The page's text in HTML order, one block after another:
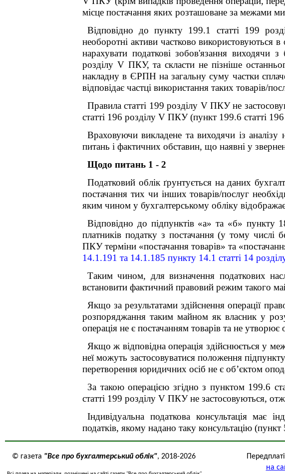
місце постачання яких розташоване за межами
Відповідно до пункту 199.1 статті 199
необоротні активи частково використовуються
нарахувати податкові зобов'язання виходячи
розділу V ПКУ, та скласти не пізніше
накладну в ЄРПН на загальну суму частки
відповідає частці використання таких товарів/
Правила статті 199 розділу V ПКУ не
статті 196 розділу V ПКУ (пункт 199.6 статті
Враховуючи викладене та виходячи із
питань і фактичних обставин, що наявні у
Щодо питань 1 - 2
Податковий облік ґрунтується на даних
постачання тих чи інших товарів/послуг
яким чином у бухгалтерському обліку
Відповідно до підпунктів «а» та «б» пункту
платників податку з постачання (у тому числі
ПКУ терміни «постачання товарів» та
14.1.191 та 14.1.185 пункту 14.1 статті 14
Таким чином, для визначення податкових
встановити фактичний правовий режим такого
Якщо за результатами здійснення операції
розпоряджання таким майном як власник у
операція не є постачанням товарів та не
Якщо ж відповідна операція здійснюється у
неї можуть застосовуватися положення
перетворення юридичних осіб не є об’єктом
За такою операцією згідно з пунктом 199.6
статті 199 розділу V ПКУ не застосовуються,
Індивідуальна податкова консультація має
податків, якому надано таку консультацію
© газета "Все про бухгалтерський облік", 2018-2026
на